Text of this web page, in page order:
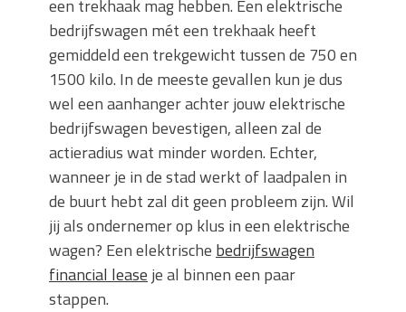
een trekhaak mag hebben. Een elektrische
bedrijfswagen mét een trekhaak heeft
gemiddeld een trekgewicht tussen de 750 en
1500 kilo. In de meeste gevallen kun je dus
wel een aanhanger achter jouw elektrische
bedrijfswagen bevestigen, alleen zal de
actieradius wat minder worden. Echter,
wanneer je in de stad werkt of laadpalen in
de buurt hebt zal dit geen probleem zijn. Wil
jij als ondernemer op klus in een elektrische
wagen? Een elektrische bedrijfswagen
financial lease je al binnen een paar
stappen.